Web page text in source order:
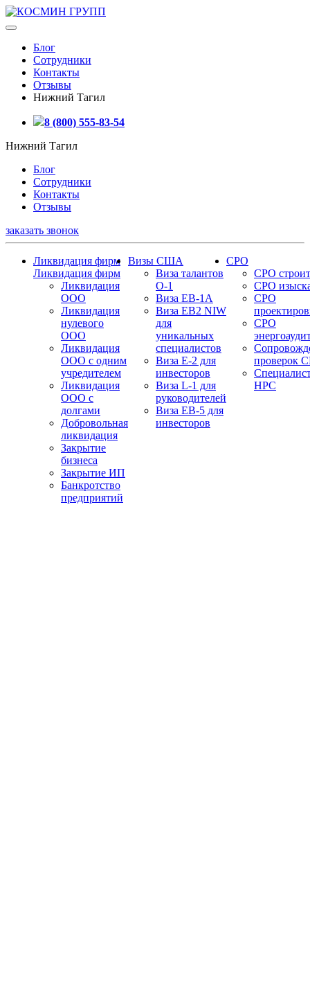
Блог
Сотрудники
Контакты
Отзывы
Нижний Тагил
8 (800) 555-83-54
Нижний Тагил
Блог
Сотрудники
Контакты
Отзывы
заказать звонок
Ликвидация фирм
Ликвидация фирм
Ликвидация
ООО
Ликвидация
нулевого
ООО
Ликвидация
ООО с одним
учредителем
Ликвидация
ООО с
долгами
Добровольная
ликвидация
Закрытие
бизнеса
Закрытие ИП
Банкротство
предприятий
Визы США
Виза талантов
О-1
Виза EB-1A
Виза EB2 NIW
для
уникальных
специалистов
Виза E-2 для
инвесторов
Виза L-1 для
руководителей
Виза EB-5 для
инвесторов
СРО
СРО
СРО
СРО
СРО
проверок
НРС